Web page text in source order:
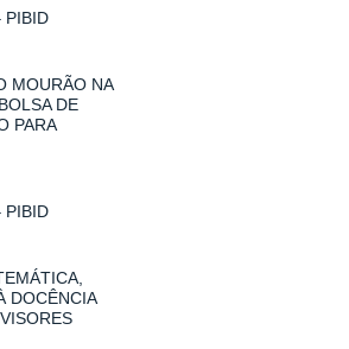
PIBID
MOURÃO NA
DE
PARA
PIBID
DOCÊNCIA